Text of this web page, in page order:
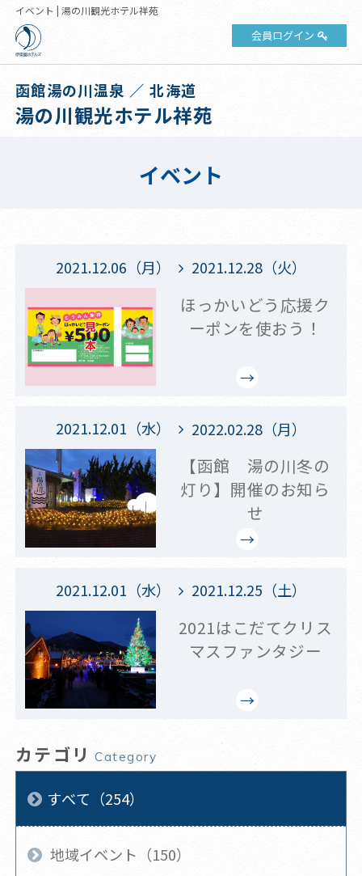
イベント | 湯の川観光ホテル祥苑
会員ログイン
函館湯の川温泉 ／ 北海道
湯の川観光ホテル祥苑
イベント
2021.12.06（月） 2021.12.28（火）
ほっかいどう応援ク
ーポンを使おう！
2021.12.01（水） 2022.02.28（月）
【函館 湯の川冬の
灯り】開催のお知ら
せ
2021.12.01（水） 2021.12.25（土）
2021はこだてクリス
マスファンタジー
カテゴリ Category
すべて（254）
地域イベント（150）